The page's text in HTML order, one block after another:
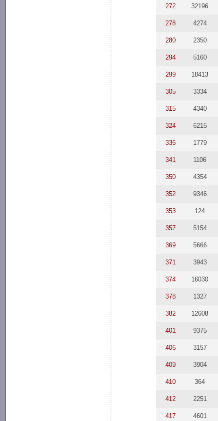
272 32196
278 4274
280 2350
294 5160
299 18413
305 3334
315 4340
324 6215
336 1779
341 1106
350 4354
352 9346
353 124
357 5154
369 5666
371 3943
374 16030
378 1327
382 12608
401 9375
406 3157
409 3904
410 364
412 2251
417 4601